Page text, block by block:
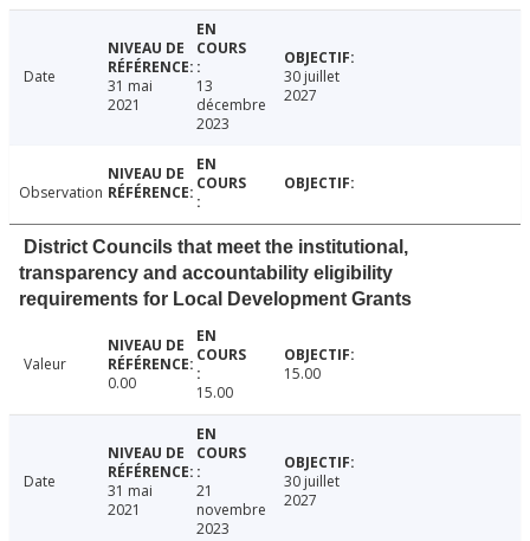
Date
31 mai
2021
13
décembre
2023
30 juillet
2027
Observation
District Councils that meet the institutional,
transparency and accountability eligibility
requirements for Local Development Grants
Valeur
0.00
15.00
15.00
Date
31 mai
2021
21
novembre
2023
30 juillet
2027